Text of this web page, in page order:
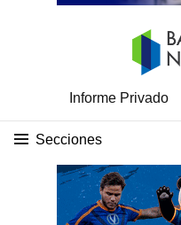
Informe Privado
Secciones